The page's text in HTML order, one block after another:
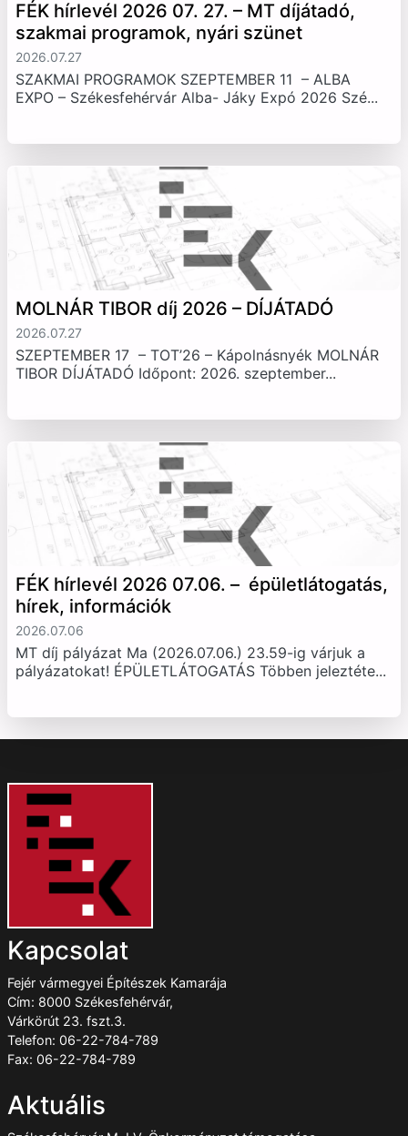
FÉK hírlevél 2026 07. 27. – MT díjátadó,
szakmai programok, nyári szünet
2026.07.27
SZAKMAI PROGRAMOK SZEPTEMBER 11 – ALBA
EXPO – Székesfehérvár Alba- Jáky Expó 2026 Szé...
MOLNÁR TIBOR díj 2026 – DÍJÁTADÓ
2026.07.27
SZEPTEMBER 17 – TOT’26 – Kápolnásnyék MOLNÁR
TIBOR DÍJÁTADÓ Időpont: 2026. szeptember...
FÉK hírlevél 2026 07.06. – épületlátogatás,
hírek, információk
2026.07.06
MT díj pályázat Ma (2026.07.06.) 23.59-ig várjuk a
pályázatokat! ÉPÜLETLÁTOGATÁS Többen jeleztéte...
Kapcsolat
Fejér vármegyei Építészek Kamarája
Cím: 8000 Székesfehérvár,
Várkörút 23. fszt.3.
Telefon: 06-22-784-789
Fax: 06-22-784-789
Aktuális